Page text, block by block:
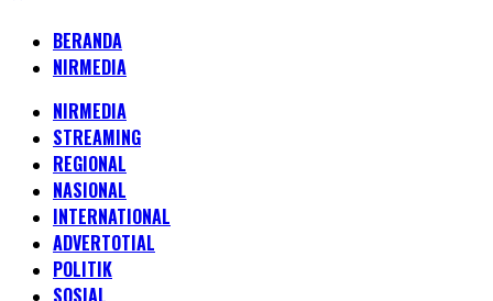
BERANDA
NIRMEDIA
NIRMEDIA
STREAMING
REGIONAL
NASIONAL
INTERNATIONAL
ADVERTOTIAL
POLITIK
SOSIAL